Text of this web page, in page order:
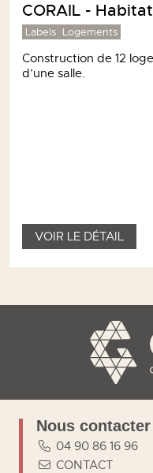
CORAIL -
Labels Logements
Construction de 12
d’une salle.
VOIR LE DÉTAIL
Nous contacter
04 90 86 16 96
CONTACT